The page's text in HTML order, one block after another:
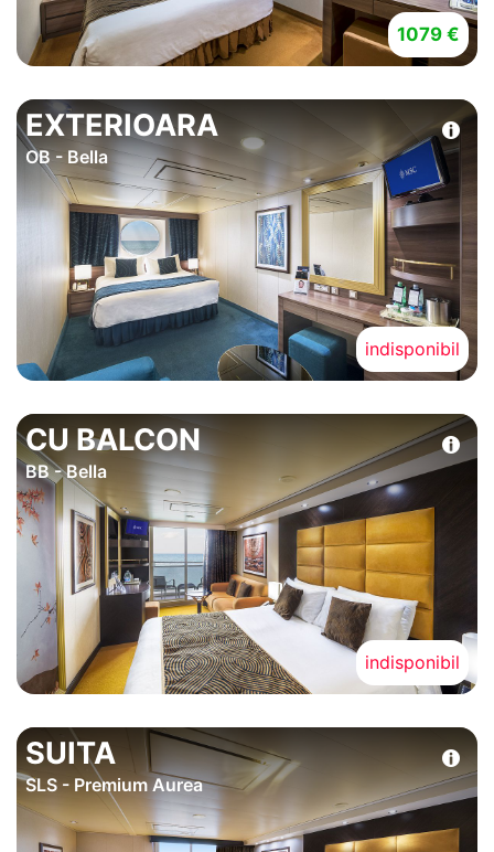
1079 €
EXTERIOARA
OB - Bella
indisponibil
CU BALCON
BB - Bella
indisponibil
SUITA
SLS - Premium Aurea